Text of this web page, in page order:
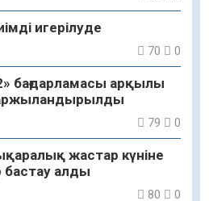
игерілуде
70 0
бағдарламасы арқылы
79 0
жастар күніне
бастау алды
80 0